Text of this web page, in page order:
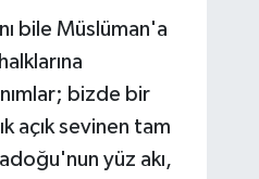
bile Müslüman'a
bizde bir
açık sevinen tam
yüz akı,